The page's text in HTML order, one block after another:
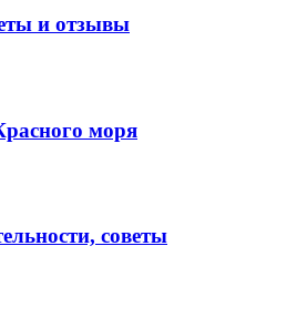
и отзывы
моря
советы